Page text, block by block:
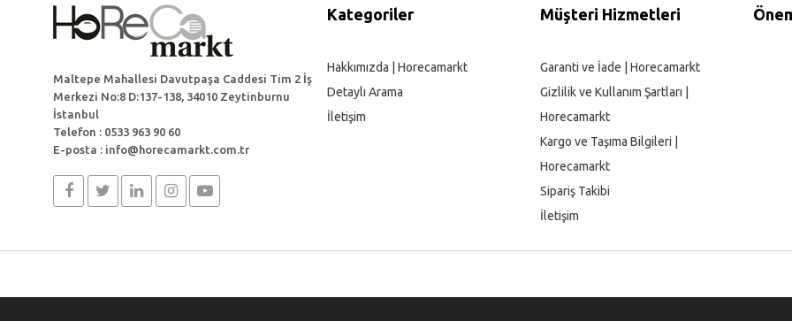
Maltepe Mahallesi Davutpaşa Caddesi Tim 2 İş
Merkezi No:8 D:137-138, 34010 Zeytinburnu
İstanbul
Telefon : 0533 963 90 60
E-posta : info@horecamarkt.com.tr
Kategoriler
Hakkımızda | Horecamarkt
Detaylı Arama
İletişim
Müşteri Hizmetleri
Garanti ve İade | Horecamarkt
Gizlilik ve Kullanım Şartları |
Horecamarkt
Kargo ve Taşıma Bilgileri |
Horecamarkt
Sipariş Takibi
İletişim